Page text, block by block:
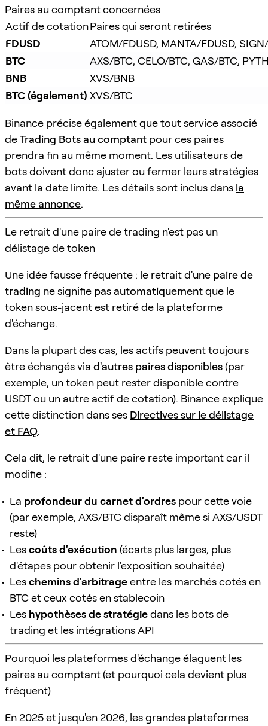
Paires au comptant concernées
Actif de cotationPaires qui seront retirées
FDUSD
ATOM/FDUSD, MANTA/FDUSD,
BTC
AXS/BTC, CELO/BTC, GAS/BTC,
BNB
XVS/BNB
BTC (également) XVS/BTC
Binance précise également que tout service associé
deTrading Bots au comptant pour ces paires
prendra fin au même moment. Les utilisateurs de
bots doivent donc ajuster ou fermer leurs stratégies
avant la date limite. Les détails sont inclus dans la
même annonce.
Le retrait d'une paire de trading n'est pas un
délistage de token
Une idée fausse fréquente : le retrait d'une paire de
trading ne signifie pas automatiquementque le
token sous-jacent est retiré de la plateforme
d'échange.
Dans la plupart des cas, les actifs peuvent toujours
être échangés via d'autres paires disponibles(par
exemple, un token peut rester disponible contre
USDT ou un autre actif de cotation). Binance explique
cette distinction dans ses Directives sur le délistage
et FAQ.
Cela dit, le retrait d'une paire reste important car il
modifie :
La profondeur du carnet d'ordres pour cette voie
(par exemple, AXS/BTC disparaît même si AXS/USDT
reste)
Lescoûts d'exécution (écarts plus larges, plus
d'étapes pour obtenir l'exposition souhaitée)
Leschemins d'arbitrageentre les marchés cotés en
BTC et ceux cotés en stablecoin
Les hypothèses de stratégiedans les bots de
trading et les intégrations API
Pourquoi les plateformes d'échange élaguent les
paires au comptant (et pourquoi cela devient plus
fréquent)
En 2025 et jusqu'en 2026, les grandes plateformes